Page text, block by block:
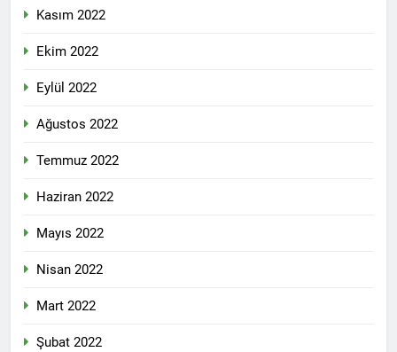
Kasım 2022
Ekim 2022
Eylül 2022
Ağustos 2022
Temmuz 2022
Haziran 2022
Mayıs 2022
Nisan 2022
Mart 2022
Şubat 2022